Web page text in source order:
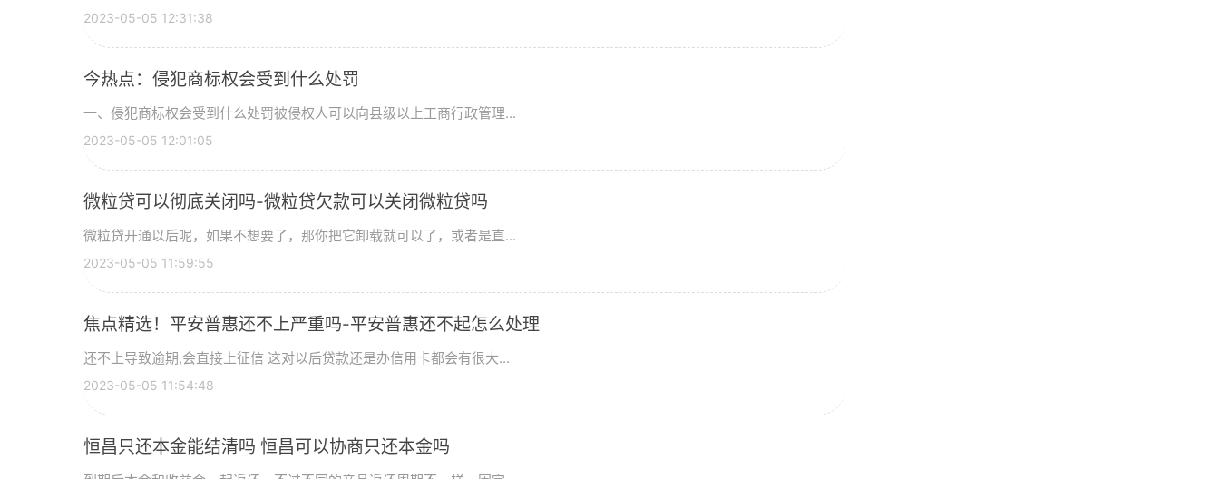
2023-05-05 12:31:38
今热点：侵犯商标权会受到什么处罚
一、侵犯商标权会受到什么处罚被侵权人可以向县级以上工商行政管理...
2023-05-05 12:01:05
微粒贷可以彻底关闭吗-微粒贷欠款可以关闭微粒贷吗
微粒贷开通以后呢，如果不想要了，那你把它卸载就可以了，或者是直...
2023-05-05 11:59:55
焦点精选！平安普惠还不上严重吗-平安普惠还不起怎么处理
还不上导致逾期,会直接上征信 这对以后贷款还是办信用卡都会有很大...
2023-05-05 11:54:48
恒昌只还本金能结清吗 恒昌可以协商只还本金吗